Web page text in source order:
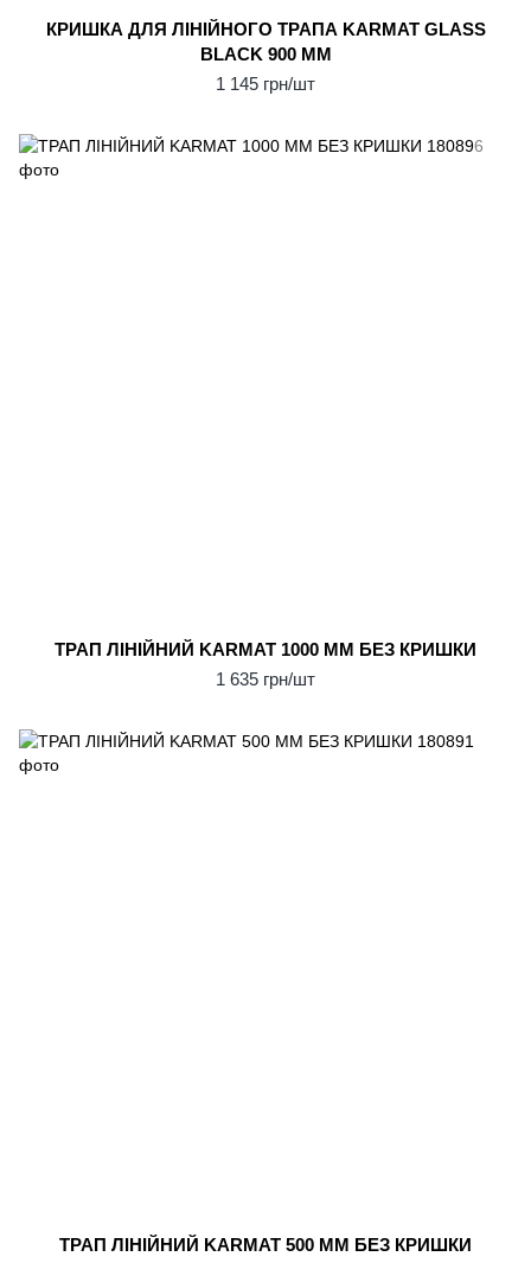
КРИШКА ДЛЯ ЛІНІЙНОГО ТРАПА KARMAT GLASS
BLACK 900 ММ
1 145 грн/шт
ТРАП ЛІНІЙНИЙ KARMAT 1000 ММ БЕЗ КРИШКИ
1 635 грн/шт
ТРАП ЛІНІЙНИЙ KARMAT 500 ММ БЕЗ КРИШКИ